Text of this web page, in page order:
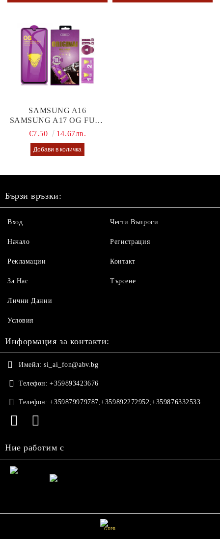
SAMSUNG A16
SAMSUNG A17 OG FULL
GLUE GLASS
€7.50 14.67лв.
Бързи връзки:
Вход
Начало
Рекламации
За Нас
Чести Въпроси
Регистрация
Контакт
Търсене
Лични Данни
Условия
Информация за контакти:
Имейл: si_ai_fon@abv.bg
Телефон: +359893423676
Телефон: +359879979787;+359892272952;+359876332533
Ние работим с
GDPR